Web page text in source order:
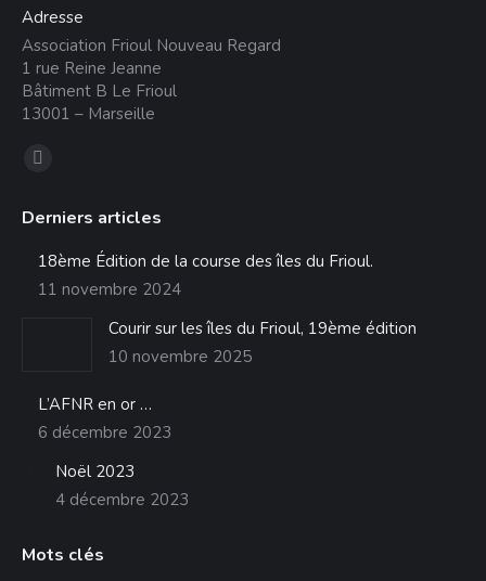
Adresse
Association Frioul Nouveau Regard
1 rue Reine Jeanne
Bâtiment B Le Frioul
13001 – Marseille
Trouvez nous sur :
La
Facebook
s'ouvre
dans
Derniers articles
18ème Édition de la course des îles du Frioul.
11 novembre 2024
Courir sur les îles du Frioul, 19ème édition
10 novembre 2025
L’AFNR en or …
6 décembre 2023
Noël 2023
4 décembre 2023
Mots clés